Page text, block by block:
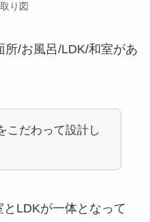
り図
所/お風呂/LDK/和室があ
こだわって設計し
とLDKが一体となって